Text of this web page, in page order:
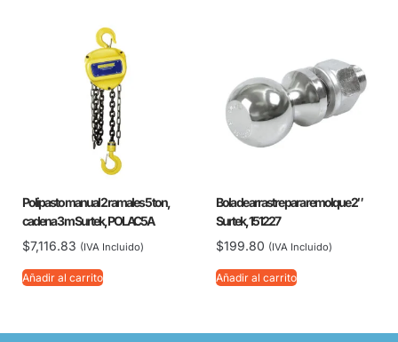
Polipasto manual 2 ramales 5 ton,
cadena 3 m Surtek, POLAC5A
$7,116.83 (IVA Incluido)
Añadir al carrito
Bola de arrastre para remolque 2″
Surtek, 151227
$199.80 (IVA Incluido)
Añadir al carrito